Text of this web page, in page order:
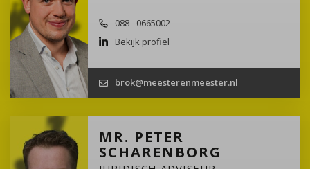
088 - 0665002
Bekijk profiel
brok@meesterenmeester.nl
MR. PETER
SCHARENBORG